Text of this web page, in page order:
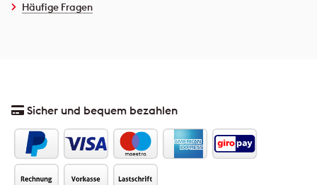
Häufige Fragen
Sicher und bequem bezahlen